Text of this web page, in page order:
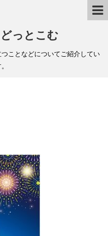
っとこむ
ことなどについてご紹介してい